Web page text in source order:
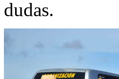
dudas.